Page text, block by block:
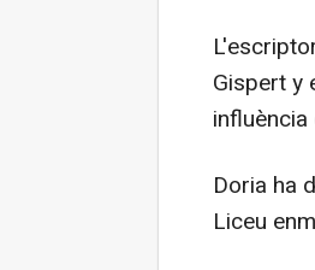
Gispert y
Doria ha
Liceu